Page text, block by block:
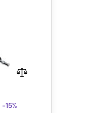
-15%